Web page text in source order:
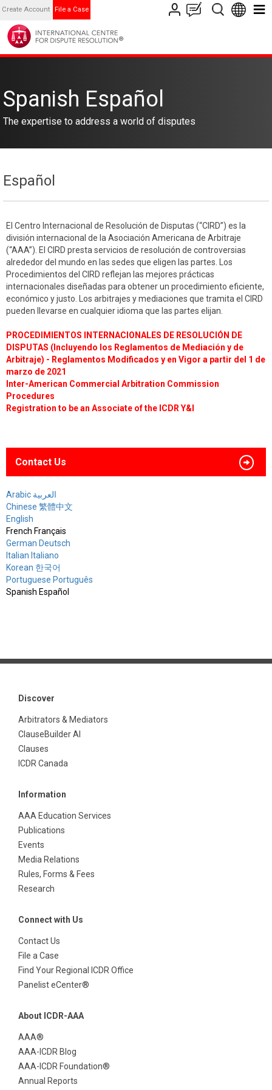
Create Account File a Case
Spanish Español
The expertise to address a world of disputes
Español
El Centro Internacional de Resolución de Disputas (“CIRD”) es la
división internacional de la Asociación Americana de Arbitraje
(“AAA”). El CIRD presta servicios de resolución de controversias
alrededor del mundo en las sedes que eligen las partes. Los
Procedimientos del CIRD reflejan las mejores prácticas
internacionales diseñadas para obtener un procedimiento eficiente,
económico y justo. Los arbitrajes y mediaciones que tramita el CIRD
pueden llevarse en cualquier idioma que las partes elijan.
PROCEDIMIENTOS INTERNACIONALES DE RESOLUCIÓN DE
DISPUTAS (Incluyendo los Reglamentos de Mediación y de
Arbitraje) - Reglamentos Modificados y en Vigor a partir del 1 de
marzo de 2021
Inter-American Commercial Arbitration Commission
Procedures
Registration to be an Associate of the ICDR Y&I
Contact Us
Arabic العربية
Chinese 繁體中文
English
French Français
German Deutsch
Italian Italiano
Korean 한국어
Portuguese Português
Spanish Español
Discover
Arbitrators & Mediators
ClauseBuilder AI
Clauses
ICDR Canada
Information
AAA Education Services
Publications
Events
Media Relations
Rules, Forms & Fees
Research
Connect with Us
Contact Us
File a Case
Find Your Regional ICDR Office
Panelist eCenter®
About ICDR-AAA
AAA®
AAA-ICDR Blog
AAA-ICDR Foundation®
Annual Reports